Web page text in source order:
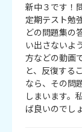
新中３です！
定期テスト勉
どの問題集の
い出さないよ
方などの動画
と、反復する
なら、その問
しまいます。
ば良いのでし